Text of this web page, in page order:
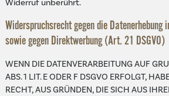
Widerruf unberührt.
Widerspruchsrecht gegen die Datenerhebung
sowie gegen Direktwerbung (Art. 21 DSGVO)
WENN DIE DATENVERARBEITUNG AUF
ABS. 1 LIT. E ODER F DSGVO ERFOLGT,
RECHT, AUS GRÜNDEN, DIE SICH AUS